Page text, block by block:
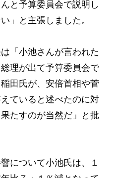
と予算委員会で説明し
」と主張しました。
「小池さんが言われた
理が出て予算委員会で
田氏が、安倍首相や菅
ていると述べたのに対
たすのが当然だ」と批
について小池氏は、１